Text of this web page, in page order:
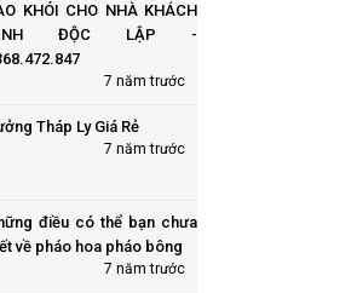
KHÓI CHO NHÀ KHÁCH
ĐỘC LẬP -
7 năm trước
Tháp Ly Giá Rẻ
7 năm trước
điều có thể bạn chưa
về pháo hoa pháo bông
7 năm trước